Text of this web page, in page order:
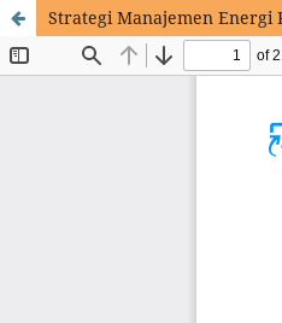
Strategi Manajemen Energi